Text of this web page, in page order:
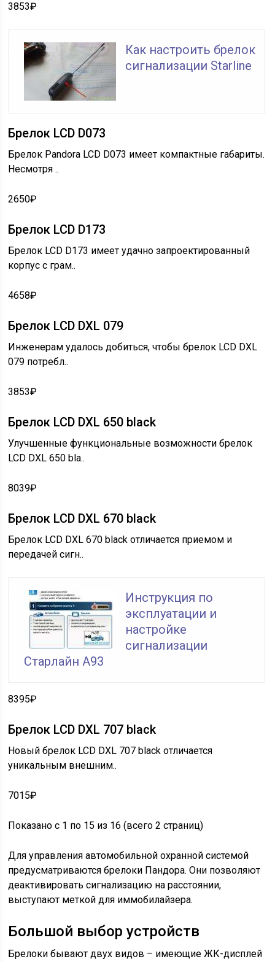
3853₽
Как настроить брелок
сигнализации Starline
Брелок LCD D073
Брелок Pandora LCD D073 имеет компактные габариты.
Несмотря ..
2650₽
Брелок LCD D173
Брелок LCD D173 имеет удачно запроектированный
корпус с грам..
4658₽
Брелок LCD DXL 079
Инженерам удалось добиться, чтобы брелок LCD DXL
079 потребл..
3853₽
Брелок LCD DXL 650 black
Улучшенные функциональные возможности брелок
LCD DXL 650 bla..
8039₽
Брелок LCD DXL 670 black
Брелок LCD DXL 670 black отличается приемом и
передачей сигн..
Инструкция по
эксплуатации и
настройке
сигнализации
Старлайн А93
8395₽
Брелок LCD DXL 707 black
Новый брелок LCD DXL 707 black отличается
уникальным внешним..
7015₽
Показано с 1 по 15 из 16 (всего 2 страниц)
Для управления автомобильной охранной системой
предусматриваются брелоки Пандора. Они позволяют
деактивировать сигнализацию на расстоянии,
выступают меткой для иммобилайзера.
Большой выбор устройств
Брелоки бывают двух видов – имеющие ЖК-дисплей